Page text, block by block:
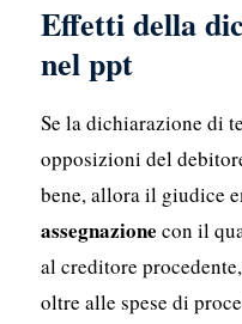
Effetti della
nel ppt
Se la dichiarazione di
opposizioni del
bene, allora il giudice
assegnazione con il
al creditore
oltre alle spese di